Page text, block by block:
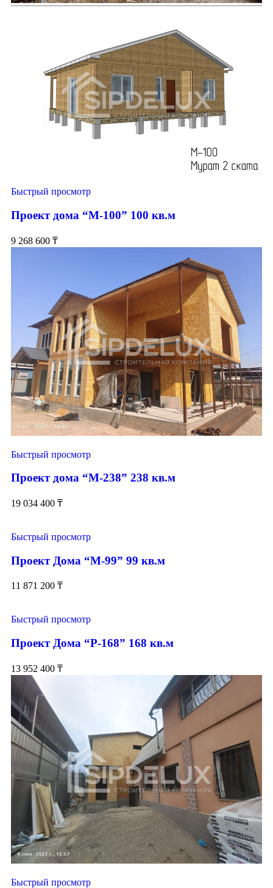
Быстрый просмотр
Проект дома “М-100” 100 кв.м
9 268 600 ₸
Быстрый просмотр
Проект дома “М-238” 238 кв.м
19 034 400 ₸
Быстрый просмотр
Проект Дома “М-99” 99 кв.м
11 871 200 ₸
Быстрый просмотр
Проект Дома “Р-168” 168 кв.м
13 952 400 ₸
Быстрый просмотр